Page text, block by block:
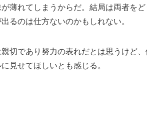
薄れてしまうからだ。結局は両者を
るのは仕方ないのかもしれない。
切であり努力の表れだとは思うけど
見せてほしいとも感じる。